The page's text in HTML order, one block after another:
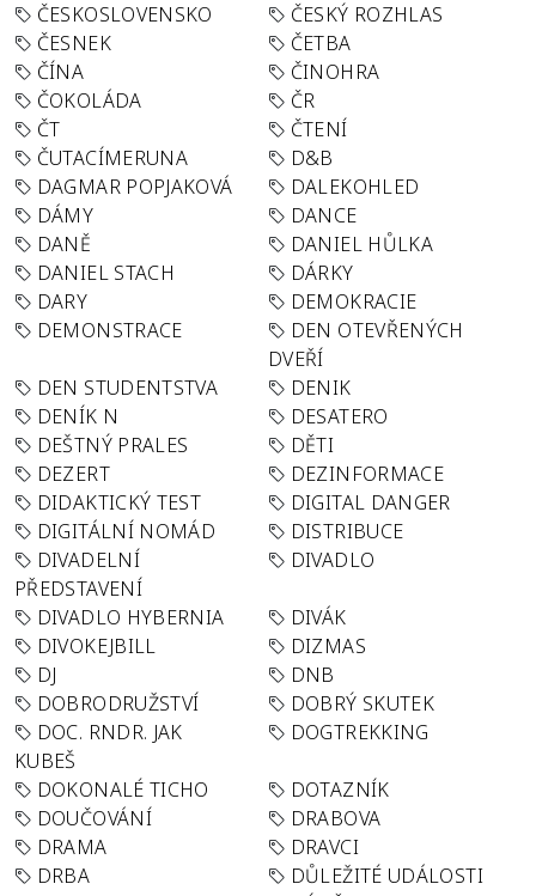
ČESKOSLOVENSKO
ČESKÝ ROZHLAS
ČESNEK
ČETBA
ČÍNA
ČINOHRA
ČOKOLÁDA
ČR
ČT
ČTENÍ
ČUTACÍMERUNA
D&B
DAGMAR POPJAKOVÁ
DALEKOHLED
DÁMY
DANCE
DANĚ
DANIEL HŮLKA
DANIEL STACH
DÁRKY
DARY
DEMOKRACIE
DEMONSTRACE
DEN OTEVŘENÝCH
DVEŘÍ
DEN STUDENTSTVA
DENIK
DENÍK N
DESATERO
DEŠTNÝ PRALES
DĚTI
DEZERT
DEZINFORMACE
DIDAKTICKÝ TEST
DIGITAL DANGER
DIGITÁLNÍ NOMÁD
DISTRIBUCE
DIVADELNÍ
PŘEDSTAVENÍ
DIVADLO
DIVADLO HYBERNIA
DIVÁK
DIVOKEJBILL
DIZMAS
DJ
DNB
DOBRODRUŽSTVÍ
DOBRÝ SKUTEK
DOC. RNDR. JAK
KUBEŠ
DOGTREKKING
DOKONALÉ TICHO
DOTAZNÍK
DOUČOVÁNÍ
DRABOVA
DRAMA
DRAVCI
DRBA
DŮLEŽITÉ UDÁLOSTI